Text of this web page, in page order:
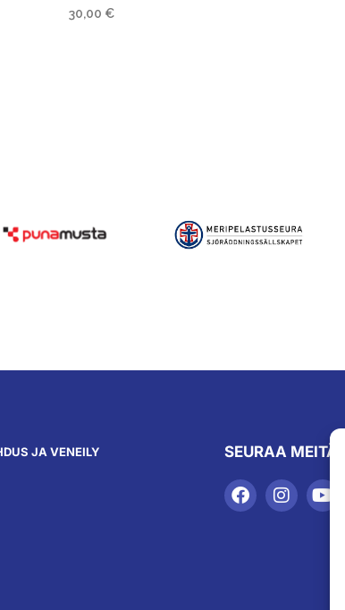
30,00 €
JA VENEILY SEURAA MEITÄ